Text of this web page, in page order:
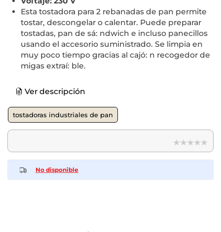
Esta tostadora para 2 rebanadas de pan permite
tostar, descongelar o calentar. Puede preparar
tostadas, pan de sá: ndwich e incluso panecillos
usando el accesorio suministrado. Se limpia en
muy poco tiempo gracias al cajó: n recogedor de
migas extraí: ble.
Ver descripción
tostadoras industriales de pan
No disponible